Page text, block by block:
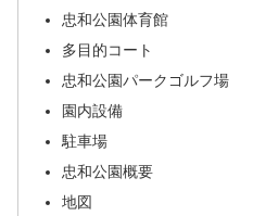
忠和公園体育館
多目的コート
忠和公園パークゴルフ場
園内設備
駐車場
忠和公園概要
地図